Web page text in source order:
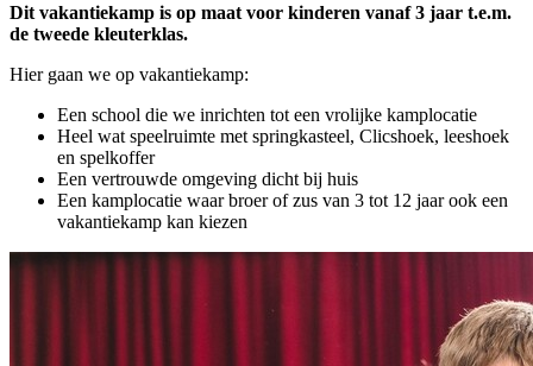
Dit vakantiekamp is op maat voor kinderen vanaf 3 jaar t.e.m.
de tweede kleuterklas.
Hier gaan we op vakantiekamp:
Een school die we inrichten tot een vrolijke kamplocatie
Heel wat speelruimte met springkasteel, Clicshoek, leeshoek
en spelkoffer
Een vertrouwde omgeving dicht bij huis
Een kamplocatie waar broer of zus van 3 tot 12 jaar ook een
vakantiekamp kan kiezen